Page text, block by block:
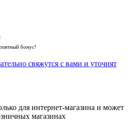
бонус!
свяжутся с вами и уточнят
для интернет-магазина и может
магазинах